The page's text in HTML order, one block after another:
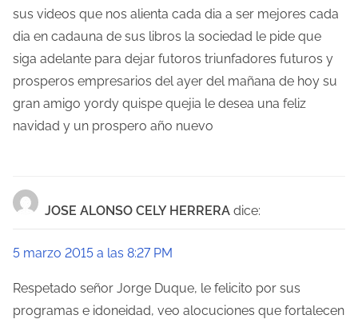
sus videos que nos alienta cada dia a ser mejores cada
dia en cadauna de sus libros la sociedad le pide que
siga adelante para dejar futoros triunfadores futuros y
prosperos empresarios del ayer del mañana de hoy su
gran amigo yordy quispe quejia le desea una feliz
navidad y un prospero año nuevo
JOSE ALONSO CELY HERRERA dice:
5 marzo 2015 a las 8:27 PM
Respetado señor Jorge Duque, le felicito por sus
programas e idoneidad, veo alocuciones que fortalecen